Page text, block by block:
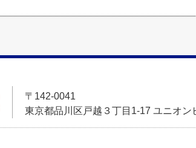
〒142-0041
東京都品川区戸越３丁目1-17 ユニオン